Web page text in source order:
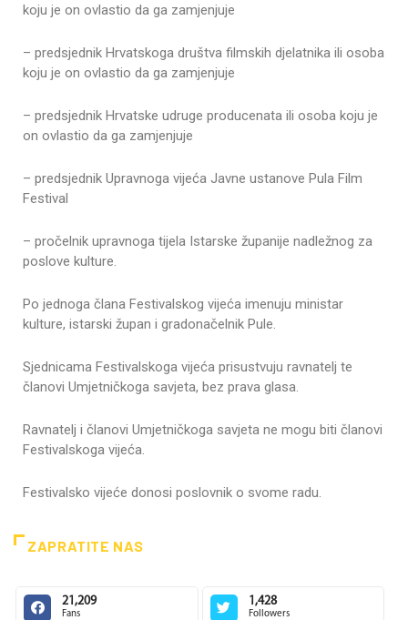
koju je on ovlastio da ga zamjenjuje
– predsjednik Hrvatskoga društva filmskih djelatnika ili osoba
koju je on ovlastio da ga zamjenjuje
– predsjednik Hrvatske udruge producenata ili osoba koju je
on ovlastio da ga zamjenjuje
– predsjednik Upravnoga vijeća Javne ustanove Pula Film
Festival
– pročelnik upravnoga tijela Istarske županije nadležnog za
poslove kulture.
Po jednoga člana Festivalskog vijeća imenuju ministar
kulture, istarski župan i gradonačelnik Pule.
Sjednicama Festivalskoga vijeća prisustvuju ravnatelj te
članovi Umjetničkoga savjeta, bez prava glasa.
Ravnatelj i članovi Umjetničkoga savjeta ne mogu biti članovi
Festivalskoga vijeća.
Festivalsko vijeće donosi poslovnik o svome radu.
ZAPRATITE NAS
21,209
Fans
1,428
Followers